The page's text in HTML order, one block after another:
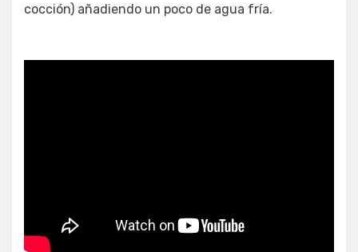
cocción) añadiendo un poco de agua fría.